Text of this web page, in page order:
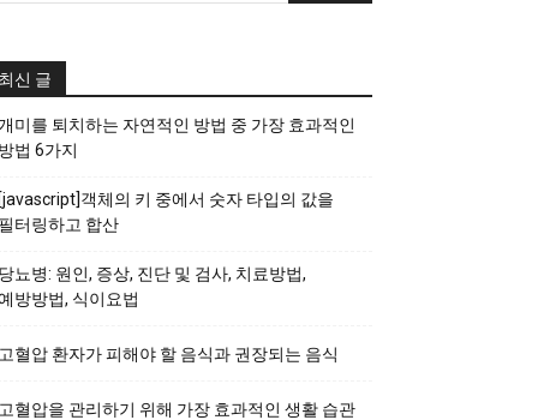
신 글
미를 퇴치하는 자연적인 방법 중 가장 효과적인
법 6가지
객체의 키 중에서 숫자 타입의 값을
터링하고 합산
뇨병: 원인, 증상, 진단 및 검사, 치료방법,
방방법, 식이요법
혈압 환자가 피해야 할 음식과 권장되는 음식
혈압을 관리하기 위해 가장 효과적인 생활 습관